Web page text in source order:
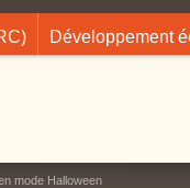
Développement
mode Halloween